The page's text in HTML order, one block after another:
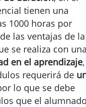
tienen una
1000 horas por
las ventajas de la
se realiza con
en el aprendizaje,
requerirá de
lo que se debe
que el